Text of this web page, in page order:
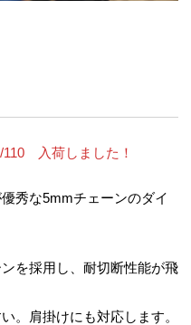
入荷しました！
秀な5mmチェーンのダイ
を採用し、耐切断性能が飛
。肩掛けにも対応します。